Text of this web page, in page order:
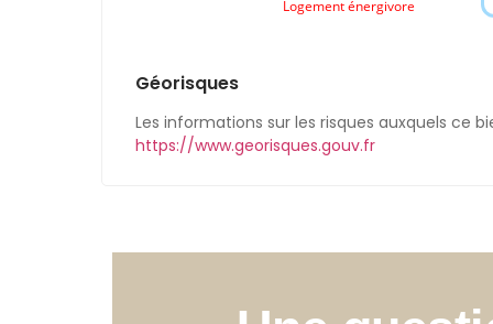
Logement énergivore
Géorisques
Les informations sur les risques auxquels ce
https://www.georisques.gouv.fr